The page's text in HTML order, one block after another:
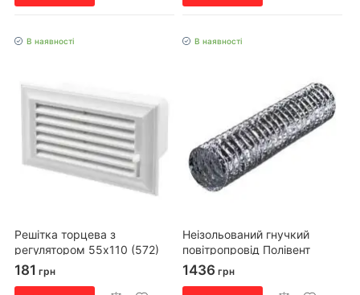
В наявності
Решітка торцева з
регулятором 55х110 (572)
181 грн
В наявності
Неізольований гнучкий
повітропровід Полівент
605М0/152/10
1436 грн